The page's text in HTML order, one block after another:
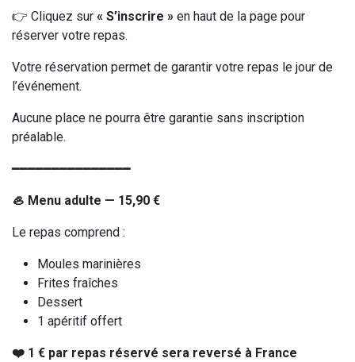
👉 Cliquez sur « S’inscrire » en haut de la page pour
réserver votre repas.
Votre réservation permet de garantir votre repas le jour de
l’événement.
Aucune place ne pourra être garantie sans inscription
préalable.
━━━━━━━━━━━━━━━
🦪 Menu adulte — 15,90 €
Le repas comprend :
Moules marinières
Frites fraîches
Dessert
1 apéritif offert
❤️ 1 € par repas réservé sera reversé à France